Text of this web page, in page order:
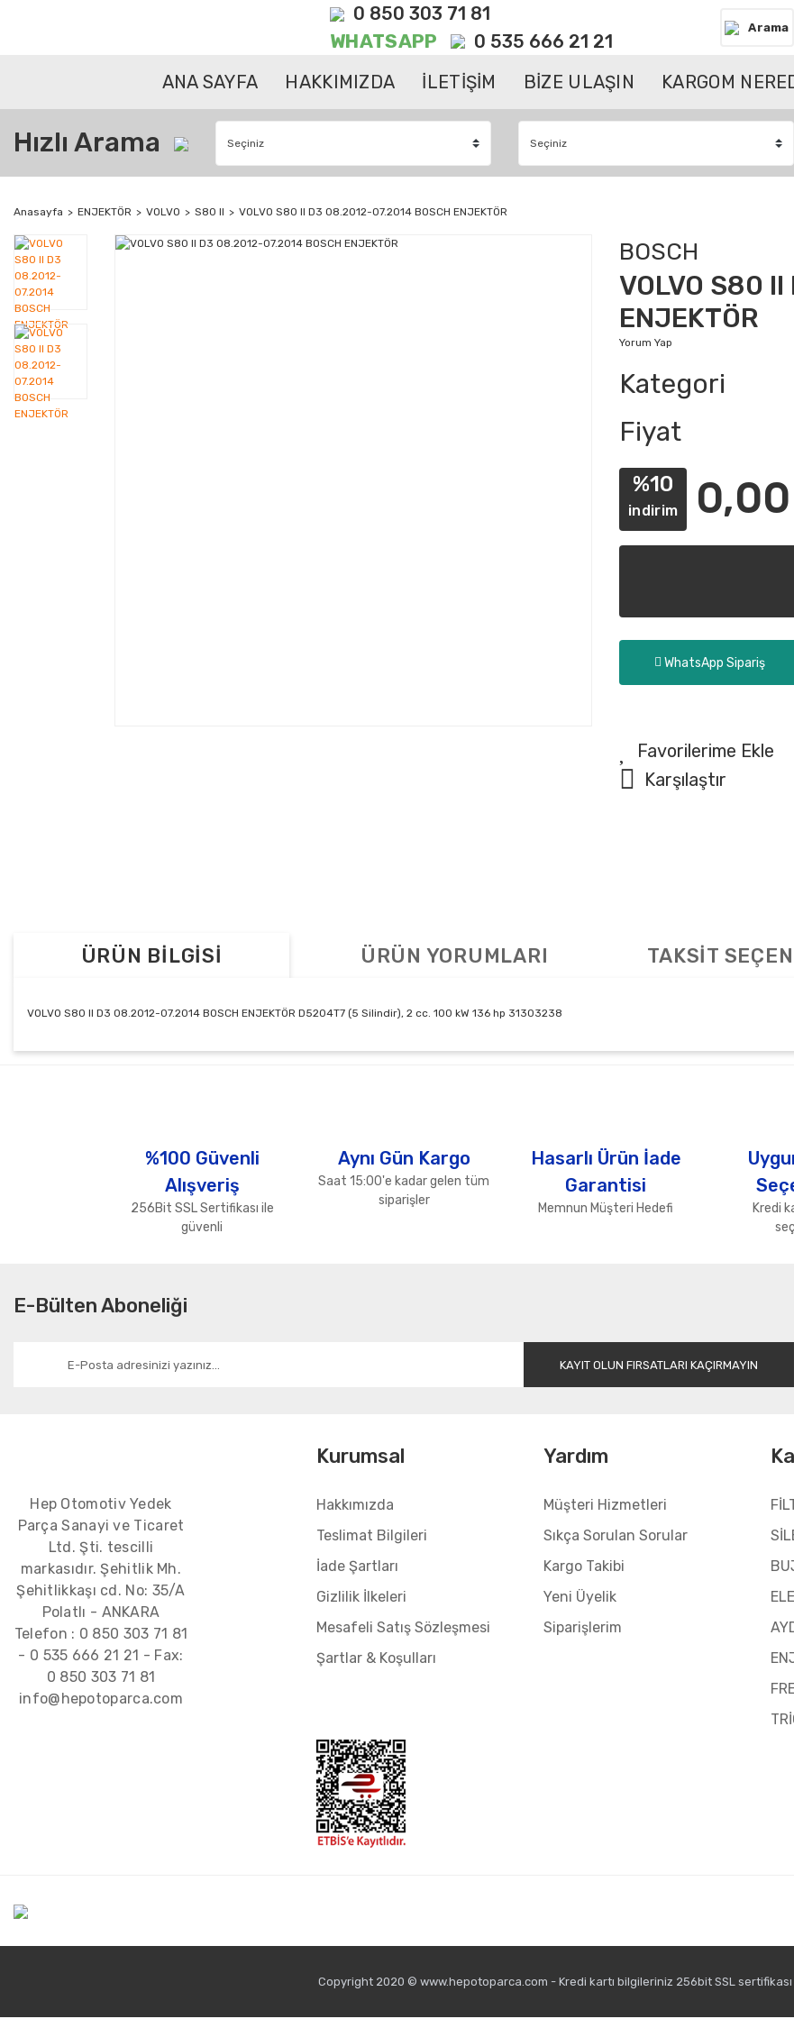
0 850 303 71 81
WHATSAPP 0 535 666 21 21
Arama
ANA SAYFA HAKKIMIZDA İLETİŞİM BİZE ULAŞIN KARGOM
Hızlı Arama
Anasayfa ENJEKTÖR VOLVO S80 II VOLVO S80 II D3 08.2012-07.2014 BOSCH ENJEKTÖR
BOSCH
VOLVO S80
ENJEKTÖR
Yorum Yap
Kategori
Fiyat
%10
indirim
WhatsApp Sipariş
Karşılaştır
ÜRÜN BİLGİSİ ÜRÜN YORUMLARI TAKSİT
VOLVO S80 II D3 08.2012-07.2014 BOSCH ENJEKTÖR D5204T7 (5 Silindir), 2 cc. 100 kW 136 hp 31303238
Ürün fiyatı diğer sitelerden daha pahalı.
Bu ürüne benzer farklı alternatifler olmalı.
Gönder
%100 Güvenli
Alışveriş
256Bit SSL Sertifikası ile
güvenli
Aynı Gün Kargo
Saat 15:00'e kadar gelen tüm
siparişler
Hasarlı Ürün İade
Garantisi
Memnun Müşteri Hedefi
Kredi
E-Bülten Aboneliği
KAYIT OLUN FIRSATLARI KAÇIRMAYIN
Hep Otomotiv Yedek
Parça Sanayi ve Ticaret
Ltd. Şti. tescilli
markasıdır. Şehitlik Mh.
Şehitlikkaşı cd. No: 35/A
Polatlı - ANKARA
Telefon : 0 850 303 71 81
- 0 535 666 21 21 - Fax:
0 850 303 71 81
info@hepotoparca.com
Kurumsal
Hakkımızda
Teslimat Bilgileri
İade Şartları
Gizlilik İlkeleri
Mesafeli Satış Sözleşmesi
Şartlar & Koşulları
Yardım
Müşteri Hizmetleri
Sıkça Sorulan Sorular
Kargo Takibi
Yeni Üyelik
Siparişlerim
Copyright 2020 © www.hepotoparca.com - Kredi kartı bilgileriniz 256bit SSL sertifikası